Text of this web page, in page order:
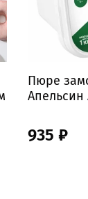
Пюре
Апельсин
935 ₽